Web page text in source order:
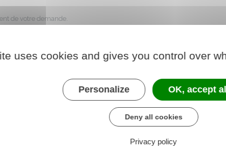
de votre demande.
uses cookies and gives you control over
Personalize OK, accept
Deny all cookies
Privacy policy